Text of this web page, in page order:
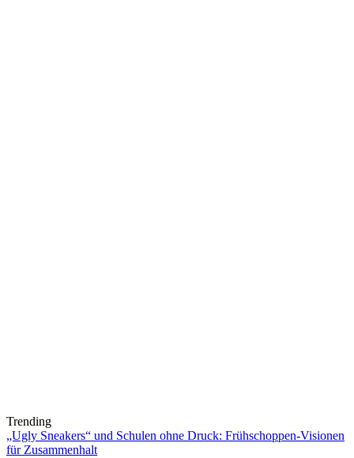
Trending
„Ugly Sneakers“ und Schulen ohne Druck: Frühschoppen-Visionen
für Zusammenhalt